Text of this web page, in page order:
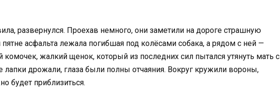
развернулся. Проехав немного, они заметили на дороге страшную
пятне асфальта лежала погибшая под колёсами собака, а рядом с ней —
жалкий щенок, который из последних сил пытался утянуть мать с
лапки дрожали, глаза были полны отчаяния. Вокруг кружили вороны,
будет приблизиться.